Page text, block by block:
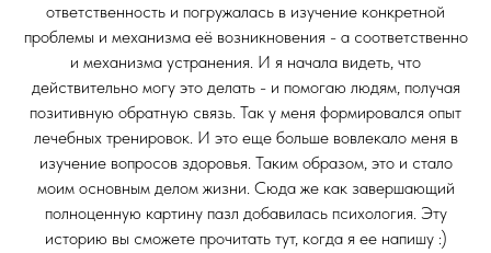
ответственность и погружалась в изучение конкретной
проблемы и механизма её возникновения - а соответственно
и механизма устранения. И я начала видеть, что
действительно могу это делать - и помогаю людям, получая
позитивную обратную связь. Так у меня формировался опыт
лечебных тренировок. И это еще больше вовлекало меня в
изучение вопросов здоровья. Таким образом, это и стало
моим основным делом жизни. Сюда же как завершающий
полноценную картину пазл добавилась психология. Эту
историю вы сможете прочитать тут, когда я ее напишу :)